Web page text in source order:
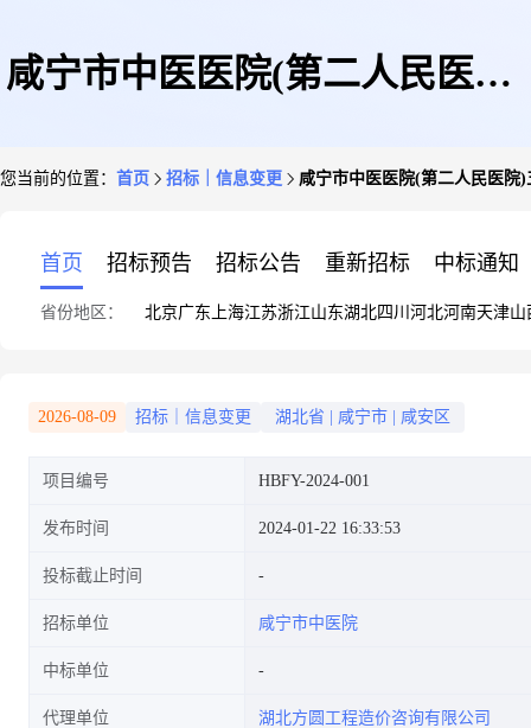
咸宁市中医医院(第二人民医院)
您当前的位置： 首页 招标｜信息变更 咸宁市中医医院(第二人民医院
首页 招标预告 招标公告 重新招标 中标通知
省份地区： 北京广东 上海江苏浙江山东湖北四川 河北河南天津山
2026-08-09 招标｜信息变更 湖北省 咸宁市 咸安区
项目编号 HBFY-2024-001
发布时间 2024-01-22 16:33:53
投标截止时间
招标单位 咸宁市中医院
中标单位
代理单位 湖北方圆工程造价咨询有限公司